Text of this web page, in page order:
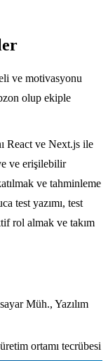
ve motivasyonu
olup ekiple
React ve Next.js ile
ve erişilebilir
ve tahminleme
test yazımı, test
rol almak ve takım
Müh., Yazılım
ortamı tecrübesi